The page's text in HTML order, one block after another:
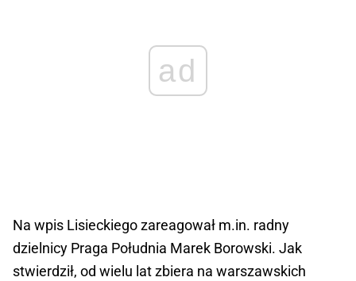
ad
Na wpis Lisieckiego zareagował m.in. radny
dzielnicy Praga Południa Marek Borowski. Jak
stwierdził, od wielu lat zbiera na warszawskich